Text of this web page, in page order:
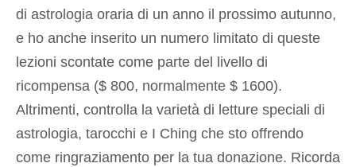
di astrologia oraria di un anno il prossimo autunno,
e ho anche inserito un numero limitato di queste
lezioni scontate come parte del livello di
ricompensa ($ 800, normalmente $ 1600).
Altrimenti, controlla la varietà di letture speciali di
astrologia, tarocchi e I Ching che sto offrendo
come ringraziamento per la tua donazione. Ricorda